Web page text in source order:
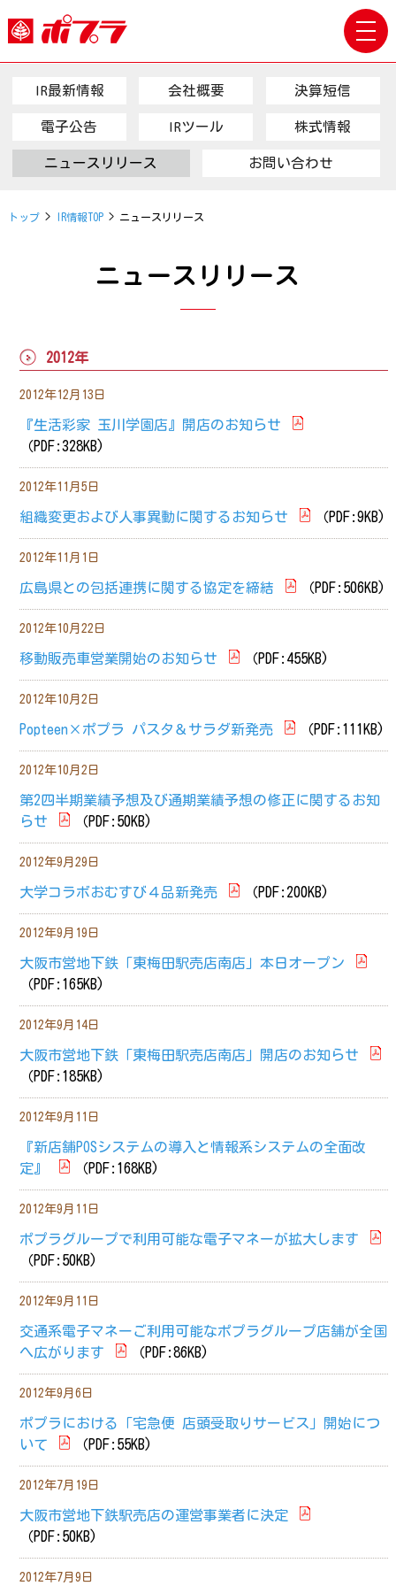
toggle
IR最新情報 会社概要 決算短信
電子公告 IRツール 株式情報
ニュースリリース お問い合わせ
トップ> IR情報TOP> ニュースリリース
ニュースリリース
2012年
2012年12月13日
『生活彩家 玉川学園店』開店のお知らせ
（PDF:328KB)
2012年11月5日
組織変更および人事異動に関するお知らせ （PDF:9KB)
2012年11月1日
広島県との包括連携に関する協定を締結 （PDF:506KB)
2012年10月22日
移動販売車営業開始のお知らせ （PDF:455KB)
2012年10月2日
Popteen×ポプラ パスタ＆サラダ新発売 （PDF:111KB)
2012年10月2日
第2四半期業績予想及び通期業績予想の修正に関するお知
らせ
（PDF:50KB)
2012年9月29日
大学コラボおむすび４品新発売 （PDF:200KB)
2012年9月19日
大阪市営地下鉄「東梅田駅売店南店」本日オープン
（PDF:165KB)
2012年9月14日
大阪市営地下鉄「東梅田駅売店南店」開店のお知らせ
（PDF:185KB)
2012年9月11日
『新店舗POSシステムの導入と情報系システムの全面改
定』
（PDF:168KB)
2012年9月11日
ポプラグループで利用可能な電子マネーが拡大します
（PDF:50KB)
2012年9月11日
交通系電子マネーご利用可能なポプラグループ店舗が全国
へ広がります
（PDF:86KB)
2012年9月6日
ポプラにおける「宅急便 店頭受取りサービス」開始につ
いて
（PDF:55KB)
2012年7月19日
大阪市営地下鉄駅売店の運営事業者に決定
（PDF:50KB)
2012年7月9日